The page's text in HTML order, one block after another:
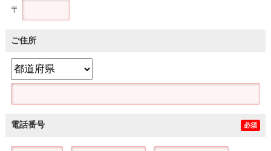
〒
ご住所
電話番号 必須